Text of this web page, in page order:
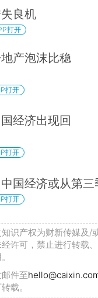
良机
打开
产泡沫比稳
打开
经济出现回
打开
国经济或从第
打开
识产权为财新传媒及/
许可，禁止进行转载
件至
载。